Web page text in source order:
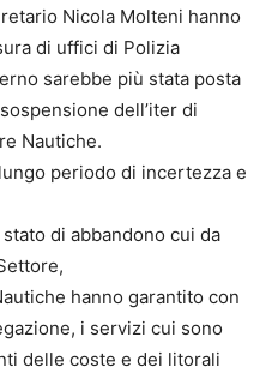
Nicola Molteni hanno
di uffici di Polizia
sarebbe più stata posta
dell’iter di
Nautiche.
periodo di incertezza e
di abbandono cui da
hanno garantito con
i servizi cui sono
delle coste e dei litorali